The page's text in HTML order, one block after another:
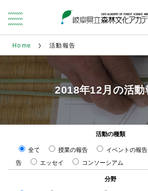
Home 活動報告
2018年12月の活動
活動の種類
全て 授業の報告 イベントの報告
告
エッセイ コンソーシアム
分野